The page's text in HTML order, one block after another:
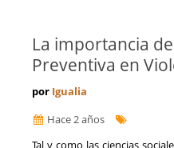
La importancia
Preventiva en
por Igualia
Hace 2 años
Tal y como las ciencias